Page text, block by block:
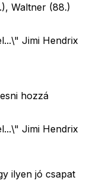
Waltner (88.)
Jimi Hendrix
hozzá
Jimi Hendrix
ilyen jó csapat